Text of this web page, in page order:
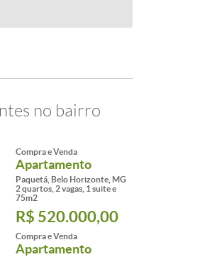
no bairro
Compra e Venda
Apartamento
Paquetá, Belo Horizonte, MG
2 quartos, 2 vagas, 1 suite e
75m2
R$ 520.000,00
Compra e Venda
Apartamento